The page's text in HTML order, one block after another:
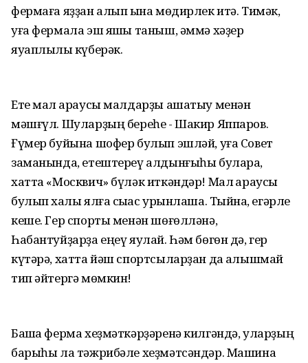
фермаға яҙҙан алып ҡына мөдирлек итә. Тимәк,
уға фермала эш яҡшы таныш, әммә хәҙер
яуаплылыҡ күберәк.
Ете мал ҡараусы малдарҙы ашатыу менән
мәшғүл. Шуларҙың береһе - Шакир Яппаров.
Ғүмер буйына шофер булып эшләй, уға Совет
заманында, етештереү алдынғыһы булараҡ,
хатта «Москвич» бүләк иткәндәр! Мал ҡараусы
булып хаҡлы ялға сыҡҡас урынлаша. Тыйнаҡ, егәрле
кеше. Гер спорты менән шөғөлләнә,
Һабантуйҙарҙа еңеү яулай. Һәм бөгөн дә, гер
күтәрә, хатта йәш спортсыларҙан да ҡалышмай
тип әйтергә мөмкин!
Башҡа ферма хеҙмәткәрҙәренә килгәндә, уларҙың
барыһы ла тәжрибәле хеҙмәтсәндәр. Машина